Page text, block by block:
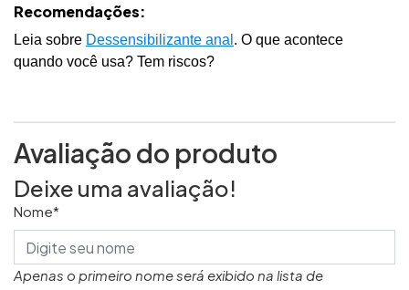
Recomendações:
Leia sobre Dessensibilizante anal . O que acontece
quando você usa? Tem riscos?
Avaliação do produto
Deixe uma avaliação!
Nome*
Apenas o primeiro nome será exibido na lista de